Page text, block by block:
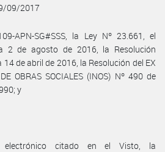
09/2017
APN-SG#SSS, la Ley Nº 23.661, el
2 de agosto de 2016, la Resolución
de abril de 2016, la Resolución del EX
OBRAS SOCIALES (INOS) Nº 490 de
y
electrónico citado en el Visto, la